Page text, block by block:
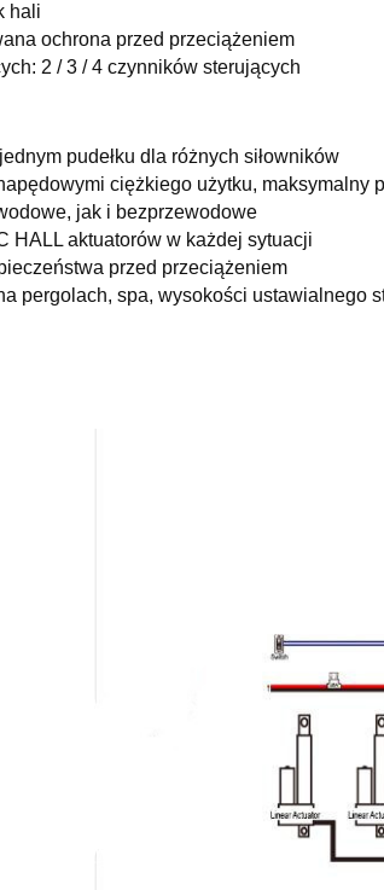
hali
ochrona przed przeciążeniem
2 / 3 / 4 czynników sterujących
pudełku dla różnych siłowników
ciężkiego użytku, maksymalny
jak i bezprzewodowe
HALL aktuatorów w każdej sytuacji
przed przeciążeniem
pergolach, spa, wysokości ustawialnego